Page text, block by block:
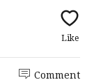
Like
Comment